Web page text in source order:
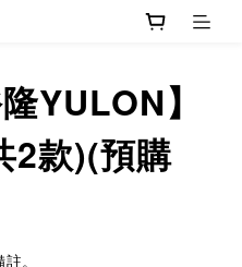
YULON】
2款)(預購
。